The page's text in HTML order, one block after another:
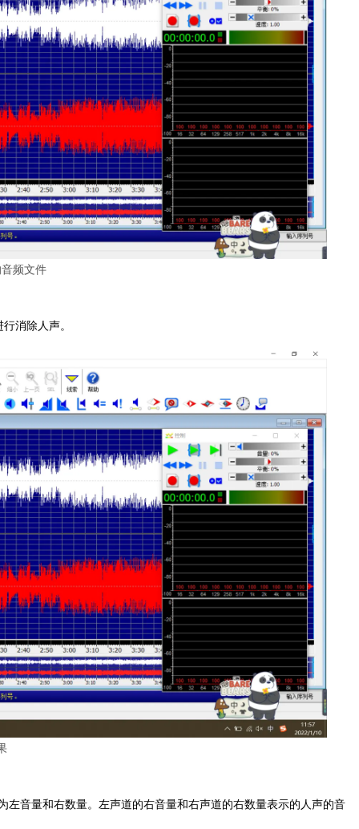
频文件
消除人声。
音量和右数量。左声道的右音量和右声道的右数量表示的人声的音